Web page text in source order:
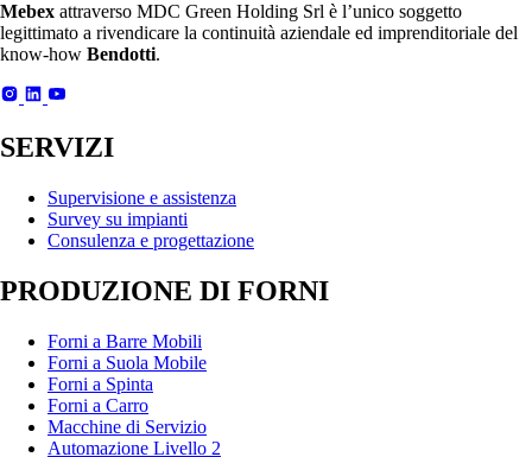
Mebex attraverso MDC Green Holding Srl è l’unico soggetto
legittimato a rivendicare la continuità aziendale ed imprenditoriale del
know-how Bendotti.
SERVIZI
Supervisione e assistenza
Survey su impianti
Consulenza e progettazione
PRODUZIONE DI FORNI
Forni a Barre Mobili
Forni a Suola Mobile
Forni a Spinta
Forni a Carro
Macchine di Servizio
Automazione Livello 2